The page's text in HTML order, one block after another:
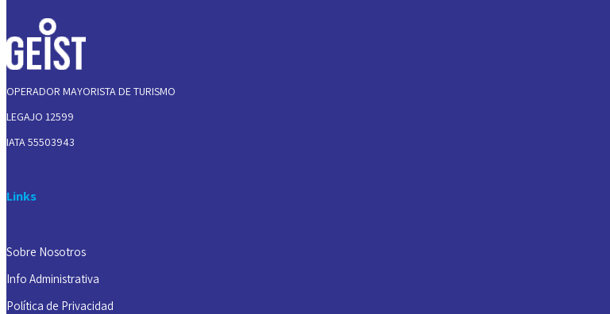
OPERADOR MAYORISTA DE TURISMO
LEGAJO 12599
IATA 55503943
Links
Sobre Nosotros
Info Administrativa
Política de Privacidad